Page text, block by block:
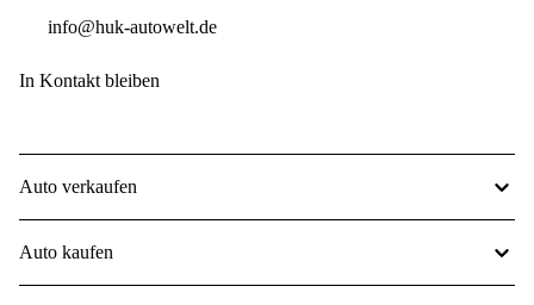
info@huk-autowelt.de
In Kontakt bleiben
Auto verkaufen
Auto kaufen